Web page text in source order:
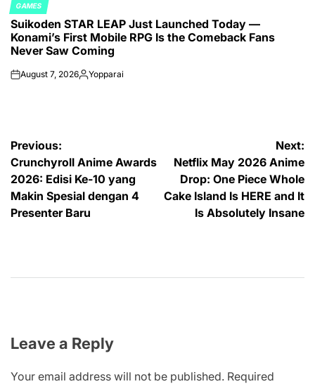
POSTED
IN
GAMES
Suikoden STAR LEAP Just Launched Today —
Konami’s First Mobile RPG Is the Comeback Fans
Never Saw Coming
onAugust 7, 2026Posted
Yopparai
Post
navigation
Previous:
Crunchyroll Anime Awards
2026: Edisi Ke-10 yang
Makin Spesial dengan 4
Presenter Baru
Next:
Netflix May 2026 Anime
Drop: One Piece Whole
Cake Island Is HERE and It
Is Absolutely Insane
Leave a Reply
Your email address will not be published. Required